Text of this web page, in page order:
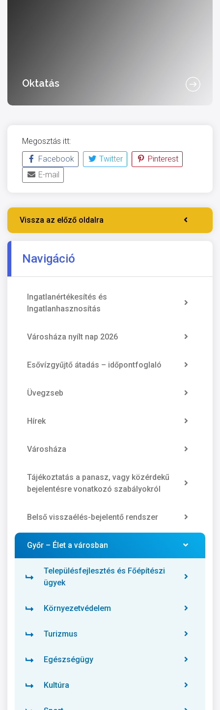
Oktatás
Megosztás itt:
Facebook
Twitter
Pinterest
E-mail
Vissza az előző oldalra
Navigáció
Ingatlanértékesítés és
Ingatlanhasznosítás
Városháza nyílt nap 2026
Esővízgyűjtő átadás – időpontfoglaló
Üvegzseb
Hírek
Városháza
Tájékoztatás a panasz, vagy közérdekű
bejelentésre vonatkozó szabályokról
Belső visszaélés-bejelentő rendszer
Győr – Élet a városban
Településfejlesztés és Főépítészi
ügyek
Környezetvédelem
Turizmus
Egészségügy
Kultúra